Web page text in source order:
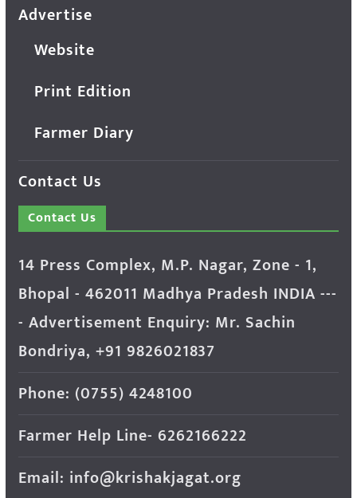
Advertise
Website
Print Edition
Farmer Diary
Contact Us
Contact Us
14 Press Complex, M.P. Nagar, Zone - 1,
Bhopal - 462011 Madhya Pradesh INDIA ---
- Advertisement Enquiry: Mr. Sachin
Bondriya, +91 9826021837
Phone: (0755) 4248100
Farmer Help Line- 6262166222
Email: info@krishakjagat.org